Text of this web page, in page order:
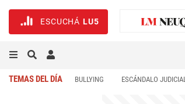
ESCUCHÁ LU5
TEMAS DEL DÍA BULLYING ESCÁNDALO